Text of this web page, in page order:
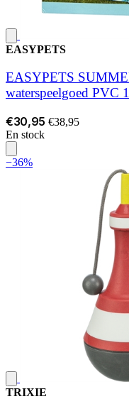
EASYPETS
EASYPETS
waterspeelgoed PVC
€30,95 €38,95
En stock
−36%
TRIXIE